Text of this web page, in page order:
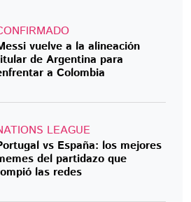
vuelve a la alineación
de Argentina para
a Colombia
LEAGUE
vs España: los mejores
del partidazo que
las redes